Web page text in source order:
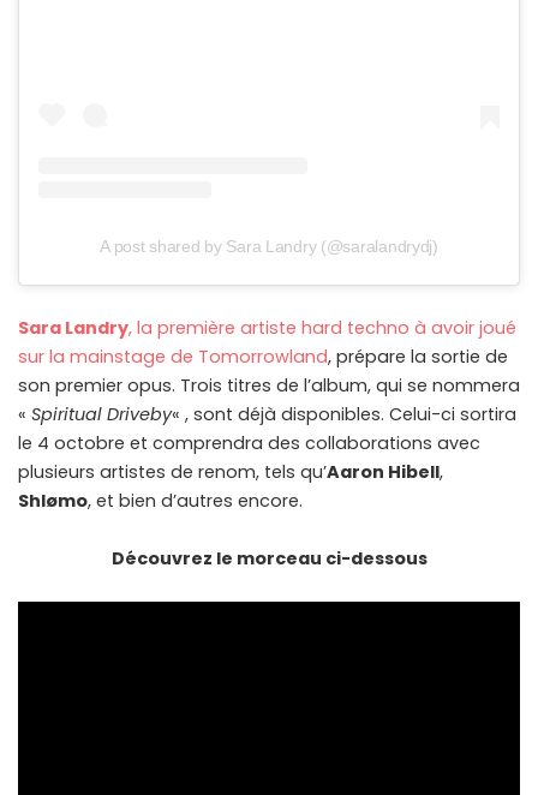
A post shared by Sara Landry (@saralandrydj)
Sara Landry, la première artiste hard techno à avoir joué
sur la mainstage de Tomorrowland, prépare la sortie de
son premier opus. Trois titres de l’album, qui se nommera
« Spiritual Driveby« , sont déjà disponibles. Celui-ci sortira
le 4 octobre et comprendra des collaborations avec
plusieurs artistes de renom, tels qu’Aaron Hibell,
Shlømo, et bien d’autres encore.
Découvrez le morceau ci-dessous